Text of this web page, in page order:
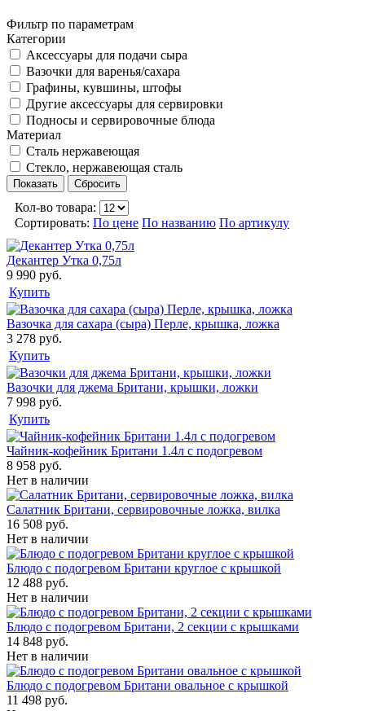
Фильтр по параметрам
Категории
Аксессуары для подачи сыра
Вазочки для варенья/сахара
Графины, кувшины, штофы
Другие аксессуары для сервировки
Подносы и сервировочные блюда
Материал
Сталь нержавеющая
Стекло, нержавеющая сталь
Кол-во товара:
Сортировать: По цене По названию По артикулу
Декантер Утка 0,75л
9 990 руб.
Купить
Вазочка для сахара (сыра) Перле, крышка, ложка
3 278 руб.
Купить
Вазочки для джема Британи, крышки, ложки
7 998 руб.
Купить
Чайник-кофейник Британи 1.4л с подогревом
8 958 руб.
Нет в наличии
Салатник Британи, сервировочные ложка, вилка
16 508 руб.
Нет в наличии
Блюдо с подогревом Британи круглое с крышкой
12 488 руб.
Нет в наличии
Блюдо с подогревом Британи, 2 секции с крышками
14 848 руб.
Нет в наличии
Блюдо с подогревом Британи овальное с крышкой
11 498 руб.